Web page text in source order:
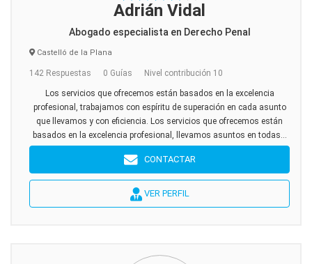
Adrián Vidal
Abogado especialista en Derecho Penal
Castelló de la Plana
142 Respuestas 0 Guías Nivel contribución 10
Los servicios que ofrecemos están basados en la excelencia
profesional, trabajamos con espíritu de superación en cada asunto
que llevamos y con eficiencia. Los servicios que ofrecemos están
basados en la excelencia profesional, llevamos asuntos en todas...
CONTACTAR
VER PERFIL